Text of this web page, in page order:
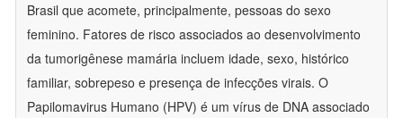
Brasil que acomete, principalmente, pessoas do sexo
feminino. Fatores de risco associados ao desenvolvimento
da tumorigênese mamária incluem idade, sexo, histórico
familiar, sobrepeso e presença de infecções virais. O
Papilomavirus Humano (HPV) é um vírus de DNA associado